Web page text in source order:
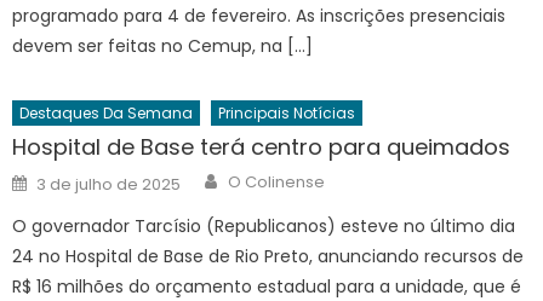
programado para 4 de fevereiro. As inscrições presenciais
devem ser feitas no Cemup, na […]
Destaques Da Semana Principais Notícias
Hospital de Base terá centro para queimados
Posted
on
3 de julho de 2025 Author
O Colinense
O governador Tarcísio (Republicanos) esteve no último dia
24 no Hospital de Base de Rio Preto, anunciando recursos de
R$ 16 milhões do orçamento estadual para a unidade, que é